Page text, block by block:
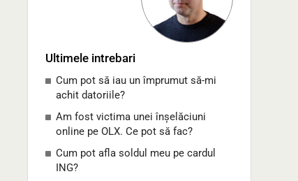
Ultimele intrebari
Cum pot să iau un împrumut să-mi
achit datoriile?
Am fost victima unei înșelăciuni
online pe OLX. Ce pot să fac?
Cum pot afla soldul meu pe cardul
ING?